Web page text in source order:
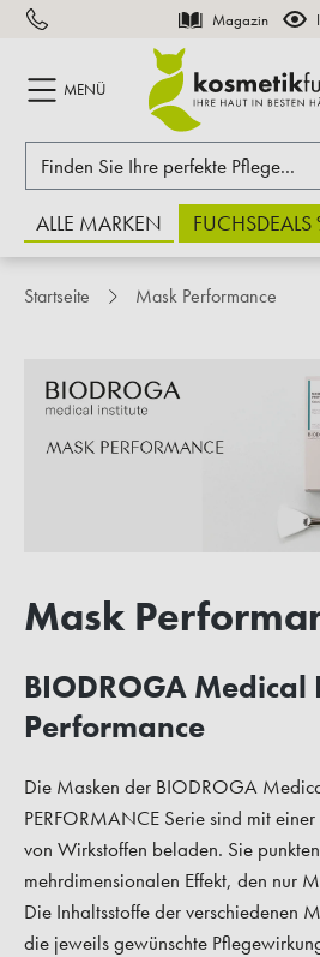
springen Magazin
MENÜ
ALLE MARKEN FUCHSDEALS
Startseite Mask Performance
Mask
BIODROGA
Performance
Die Masken der BIODROGA
PERFORMANCE Serie sind mit
von Wirkstoffen beladen. Sie
mehrdimensionalen Effekt, den nur
Die Inhaltsstoffe der verschiedenen
die jeweils gewünschte